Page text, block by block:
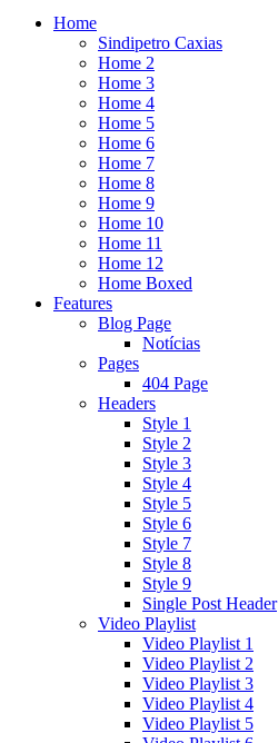
Home
Sindipetro Caxias
Home 2
Home 3
Home 4
Home 5
Home 6
Home 7
Home 8
Home 9
Home 10
Home 11
Home 12
Home Boxed
Features
Blog Page
Notícias
Pages
404 Page
Headers
Style 1
Style 2
Style 3
Style 4
Style 5
Style 6
Style 7
Style 8
Style 9
Single Post Header
Video Playlist
Video Playlist 1
Video Playlist 2
Video Playlist 3
Video Playlist 4
Video Playlist 5